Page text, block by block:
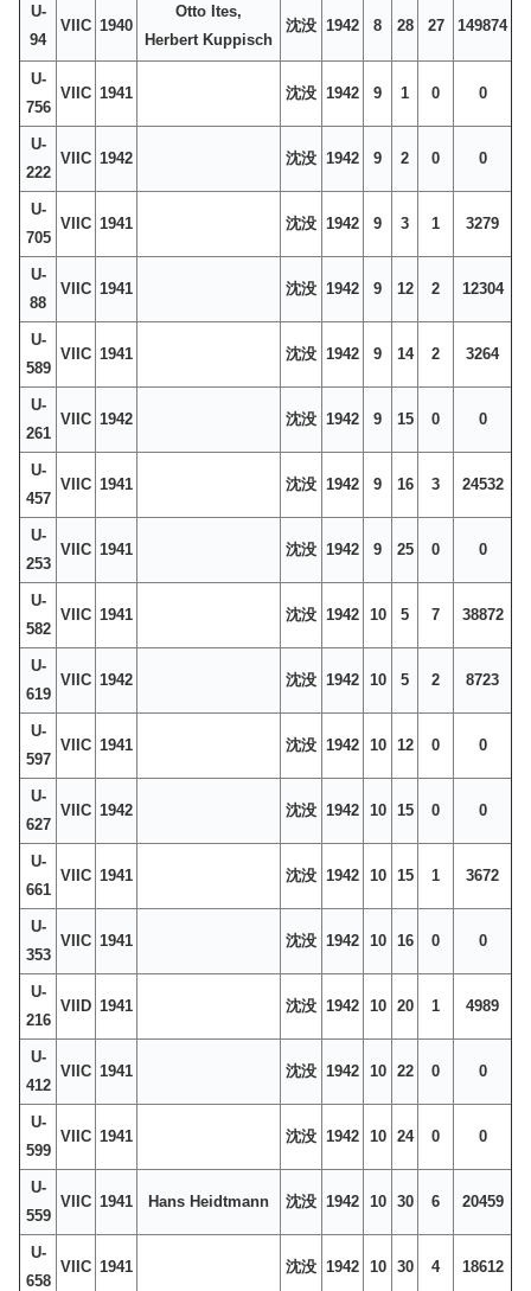
U-
94
VIIC 1940
Otto Ites,
Herbert Kuppisch
沈没 1942 8 28 27 149874
U-
756
VIIC 1941 沈没 1942 9 1 0 0
U-
222
VIIC 1942 沈没 1942 9 2 0 0
U-
705
VIIC 1941 沈没 1942 9 3 1 3279
U-
88
VIIC 1941 沈没 1942 9 12 2 12304
U-
589
VIIC 1941 沈没 1942 9 14 2 3264
U-
261
VIIC 1942 沈没 1942 9 15 0 0
U-
457
VIIC 1941 沈没 1942 9 16 3 24532
U-
253
VIIC 1941 沈没 1942 9 25 0 0
U-
582
VIIC 1941 沈没 1942 10 5 7 38872
U-
619
VIIC 1942 沈没 1942 10 5 2 8723
U-
597
VIIC 1941 沈没 1942 10 12 0 0
U-
627
VIIC 1942 沈没 1942 10 15 0 0
U-
661
VIIC 1941 沈没 1942 10 15 1 3672
U-
353
VIIC 1941 沈没 1942 10 16 0 0
U-
216
VIID 1941 沈没 1942 10 20 1 4989
U-
412
VIIC 1941 沈没 1942 10 22 0 0
U-
599
VIIC 1941 沈没 1942 10 24 0 0
U-
559
VIIC 1941 Hans Heidtmann 沈没 1942 10 30 6 20459
U-
658
VIIC 1941 沈没 1942 10 30 4 18612